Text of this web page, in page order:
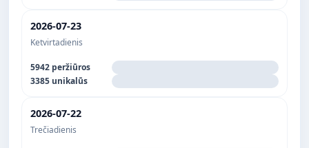
2026-07-23
Ketvirtadienis
5942 peržiūros
3385 unikalūs
2026-07-22
Trečiadienis